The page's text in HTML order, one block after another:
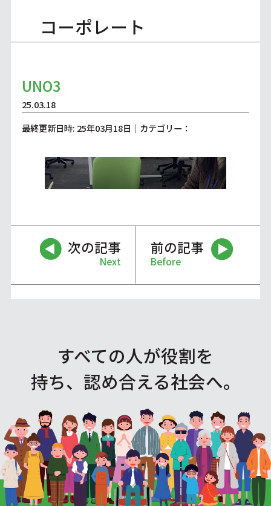
コーポレート
UNO3
25.03.18
最終更新日時: 25年03月18日｜カテゴリー：
次の記事
Next
前の記事
Before
すべての人が役割を
持ち、認め合える社会へ。